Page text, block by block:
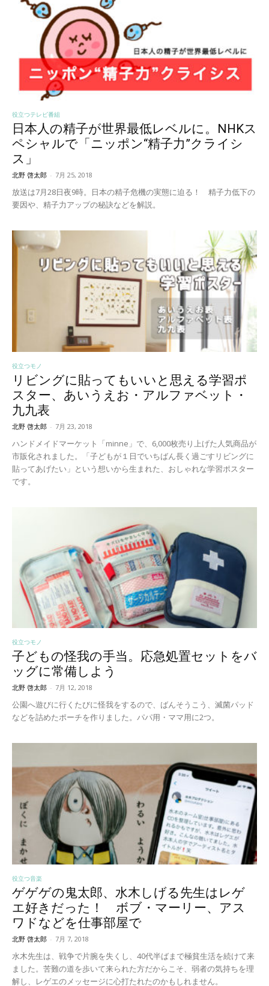
役立つテレビ番組
日本人の精子が世界最低レベルに。NHKス
ペシャルで「ニッポン“精子力”クライシ
ス」
北野 啓太郎 - 7月 25, 2018
放送は7月28日夜9時。日本の精子危機の実態に迫る！ 精子力低下の
要因や、精子力アップの秘訣などを解説。
役立つモノ
リビングに貼ってもいいと思える学習ポ
スター、あいうえお・アルファベット・
九九表
北野 啓太郎 - 7月 23, 2018
ハンドメイドマーケット「minne」で、6,000枚売り上げた人気商品が
市販化されました。「子どもが１日でいちばん長く過ごすリビングに
貼ってあげたい」という想いから生まれた、おしゃれな学習ポスター
です。
役立つモノ
子どもの怪我の手当。応急処置セットをバ
ッグに常備しよう
北野 啓太郎 - 7月 12, 2018
公園へ遊びに行くたびに怪我をするので、ばんそうこう、滅菌パッド
などを詰めたポーチを作りました。パパ用・ママ用に2つ。
役立つ音楽
ゲゲゲの鬼太郎、水木しげる先生はレゲ
エ好きだった！ ボブ・マーリー、アス
ワドなどを仕事部屋で
北野 啓太郎 - 7月 7, 2018
水木先生は、戦争で片腕を失くし、40代半ばまで極貧生活を続けて来
ました。苦難の道を歩いて来られた方だからこそ、弱者の気持ちを理
解し、レゲエのメッセージに心打たれたのかもしれません。